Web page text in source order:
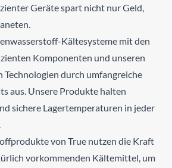
Geräte spart nicht nur Geld,
Kältesysteme mit den
Komponenten und unseren
durch umfangreiche
aus. Unsere Produkte halten
sichere Lagertemperaturen in jeder
von True nutzen die Kraft
vorkommenden Kältemittel, um